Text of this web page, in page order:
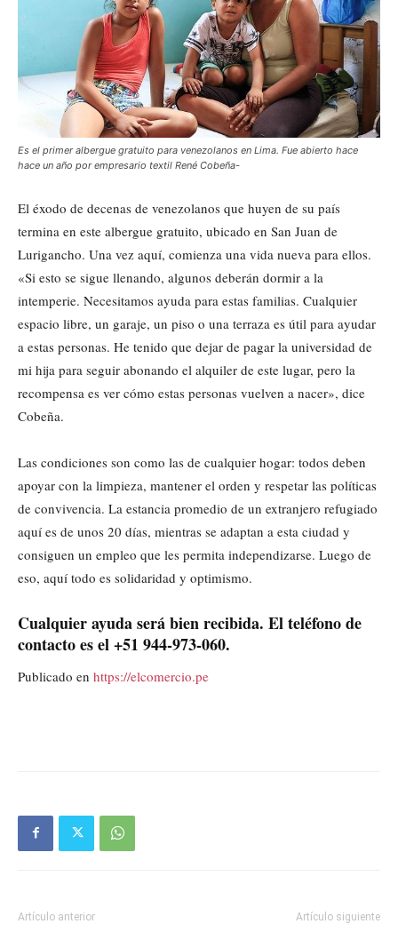
Es el primer albergue gratuito para venezolanos en Lima. Fue abierto hace
hace un año por empresario textil René Cobeña-
El éxodo de decenas de venezolanos que huyen de su país
termina en este albergue gratuito, ubicado en San Juan de
Lurigancho. Una vez aquí, comienza una vida nueva para ellos.
«Si esto se sigue llenando, algunos deberán dormir a la
intemperie. Necesitamos ayuda para estas familias. Cualquier
espacio libre, un garaje, un piso o una terraza es útil para ayudar
a estas personas. He tenido que dejar de pagar la universidad de
mi hija para seguir abonando el alquiler de este lugar, pero la
recompensa es ver cómo estas personas vuelven a nacer», dice
Cobeña.
Las condiciones son como las de cualquier hogar: todos deben
apoyar con la limpieza, mantener el orden y respetar las políticas
de convivencia. La estancia promedio de un extranjero refugiado
aquí es de unos 20 días, mientras se adaptan a esta ciudad y
consiguen un empleo que les permita independizarse. Luego de
eso, aquí todo es solidaridad y optimismo.
Cualquier ayuda será bien recibida. El teléfono de
contacto es el +51 944-973-060.
Publicado en https://elcomercio.pe
Artículo anterior Artículo siguiente